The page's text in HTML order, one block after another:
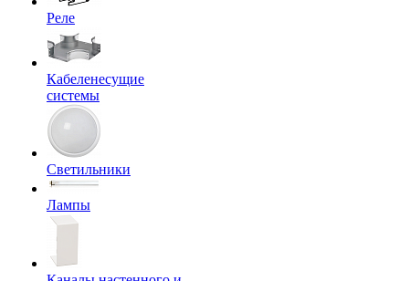
Реле
Кабеленесущие
системы
Светильники
Лампы